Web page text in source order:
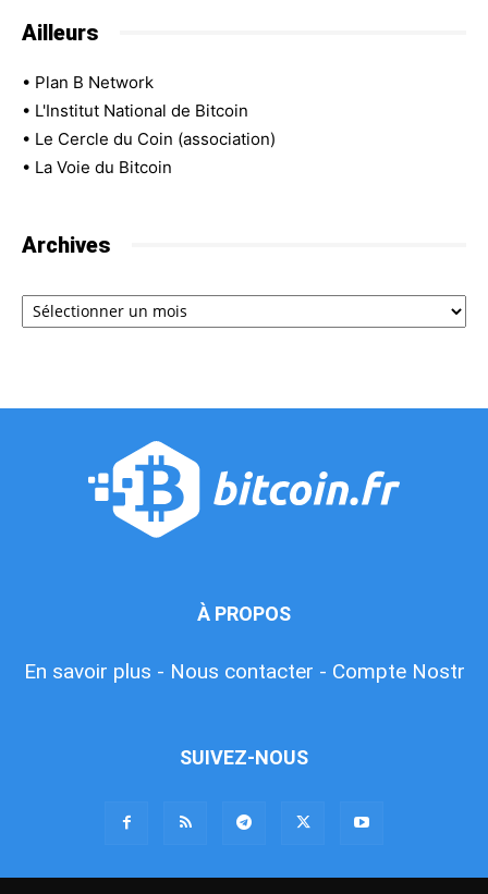
Ailleurs
• Plan B Network
• L'Institut National de Bitcoin
• Le Cercle du Coin (association)
• La Voie du Bitcoin
Archives
Archives
À PROPOS
En savoir plus - Nous contacter - Compte Nostr
SUIVEZ-NOUS